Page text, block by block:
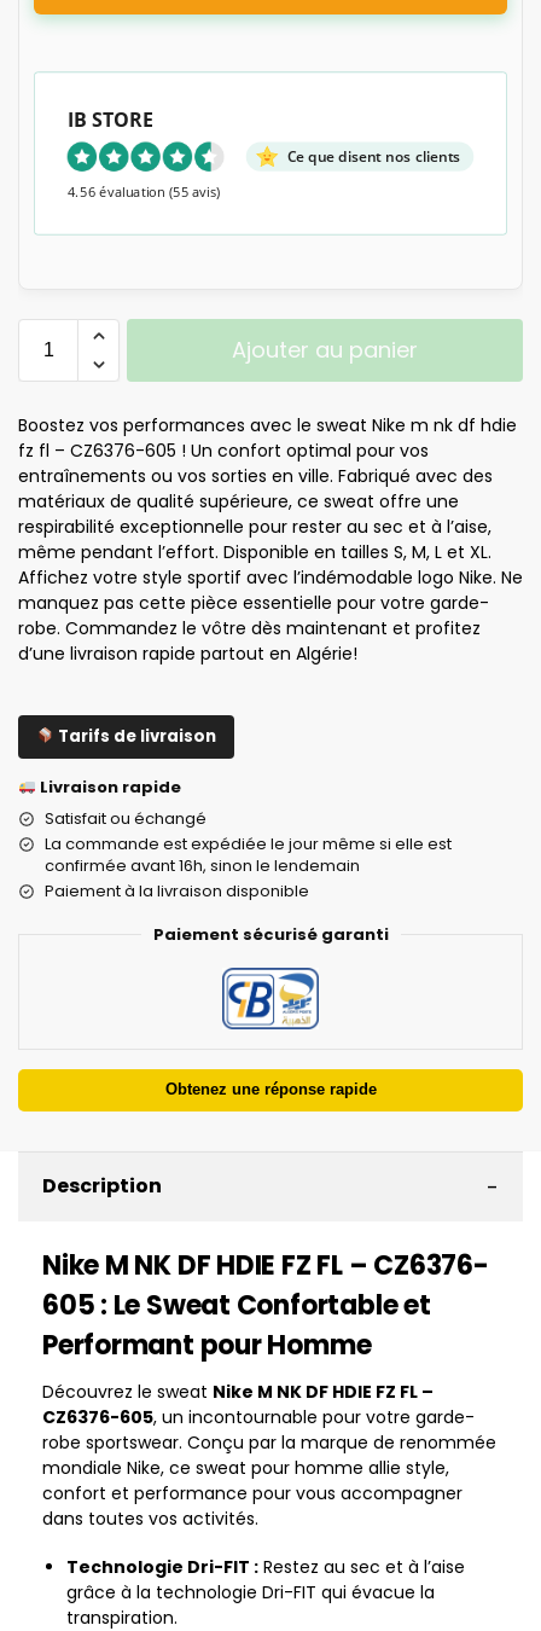
IB STORE
Ce que disent nos clients
4.56 évaluation (55 avis)
Ajouter au panier
Boostez vos performances avec le sweat Nike m nk df hdie
fz fl – CZ6376-605 ! Un confort optimal pour vos
entraînements ou vos sorties en ville. Fabriqué avec des
matériaux de qualité supérieure, ce sweat offre une
respirabilité exceptionnelle pour rester au sec et à l’aise,
même pendant l’effort. Disponible en tailles S, M, L et XL.
Affichez votre style sportif avec l’indémodable logo Nike. Ne
manquez pas cette pièce essentielle pour votre garde-
robe. Commandez le vôtre dès maintenant et profitez
d’une livraison rapide partout en Algérie!
Tarifs de livraison
Livraison rapide
Satisfait ou échangé
La commande est expédiée le jour même si elle est
confirmée avant 16h, sinon le lendemain
Paiement à la livraison disponible
Paiement sécurisé garanti
Obtenez une réponse rapide
Description -
Nike M NK DF HDIE FZ FL – CZ6376-
605 : Le Sweat Confortable et
Performant pour Homme
Découvrez le sweat Nike M NK DF HDIE FZ FL –
CZ6376-605, un incontournable pour votre garde-
robe sportswear. Conçu par la marque de renommée
mondiale Nike, ce sweat pour homme allie style,
confort et performance pour vous accompagner
dans toutes vos activités.
Technologie Dri-FIT : Restez au sec et à l’aise
grâce à la technologie Dri-FIT qui évacue la
transpiration.